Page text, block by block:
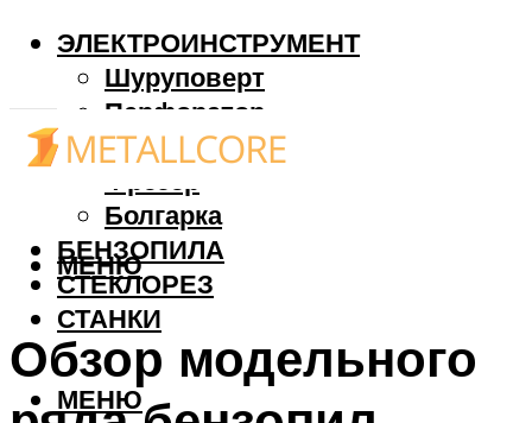
ЭЛЕКТРОИНСТРУМЕНТ
Шуруповерт
Перфоратор
Дрель
Фрезер
Болгарка
БЕНЗОПИЛА
СТЕКЛОРЕЗ
СТАНКИ
МЕНЮ
МЕНЮ
Обзор модельного